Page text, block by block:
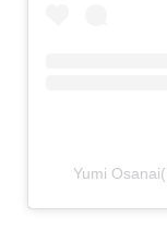
Yumi